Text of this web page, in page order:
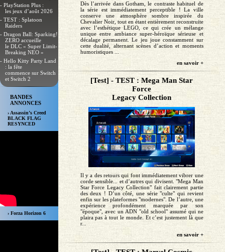
- PlayStation Plus :
les jeux d’août 2026
- TEST : Splatoon
Raiders
- Dragon Ball: Sparking!
ZERO accueille
le DLC « Super Limit-
Breaking NEO »
- Hello Kitty Party Land
: la fête
commence sur Switch
et Switch 2
BANDES
ANNONCES
› Assassin’s Creed
BLACK FLAG
RESYNCED
› Forza Horizon 6
Dès l’arrivée dans Gotham, le contraste habituel de
la série est immédiatement perceptible ! La ville
conserve une atmosphère sombre inspirée du
Chevalier Noir, tout en étant entièrement reconstruite
avec l’esthétique LEGO, ce qui crée un mélange
unique entre ambiance super-héroïque sérieuse et
décalage permanent. Le jeu joue constamment sur
cette dualité, alternant scènes d’action et moments
humoristiques ...
en savoir +
[Test] - TEST : Mega Man Star
Force
Legacy Collection
Il y a des retours qui font immédiatement vibrer une
corde sensible... et d’autres qui divisent. "Mega Man
Star Force Legacy Collection" fait clairement partie
des deux ! D’un côté, une série "culte" qui revient
enfin sur les plateformes "modernes". De l’autre, une
expérience profondément marquée par son
"époque", avec un ADN "old school" assumé qui ne
plaira pas à tout le monde. Et c’est justement là que
r...
en savoir +